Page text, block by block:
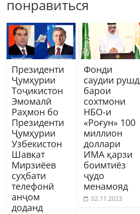
понравиться
Президенти
Ҷумҳурии
Тоҷикистон
Эмомалӣ
Раҳмон бо
Президенти
Ҷумҳурии
Узбекистон
Шавкат
Мирзиёев
суҳбати
телефонӣ
анҷом
доданд
Фонди
саудии рушд
барои
сохтмони
НБО-и
«Роғун» 100
миллион
доллари
ИМА қарзи
боимтиёз
ҷудо
менамояд
02.11.2023